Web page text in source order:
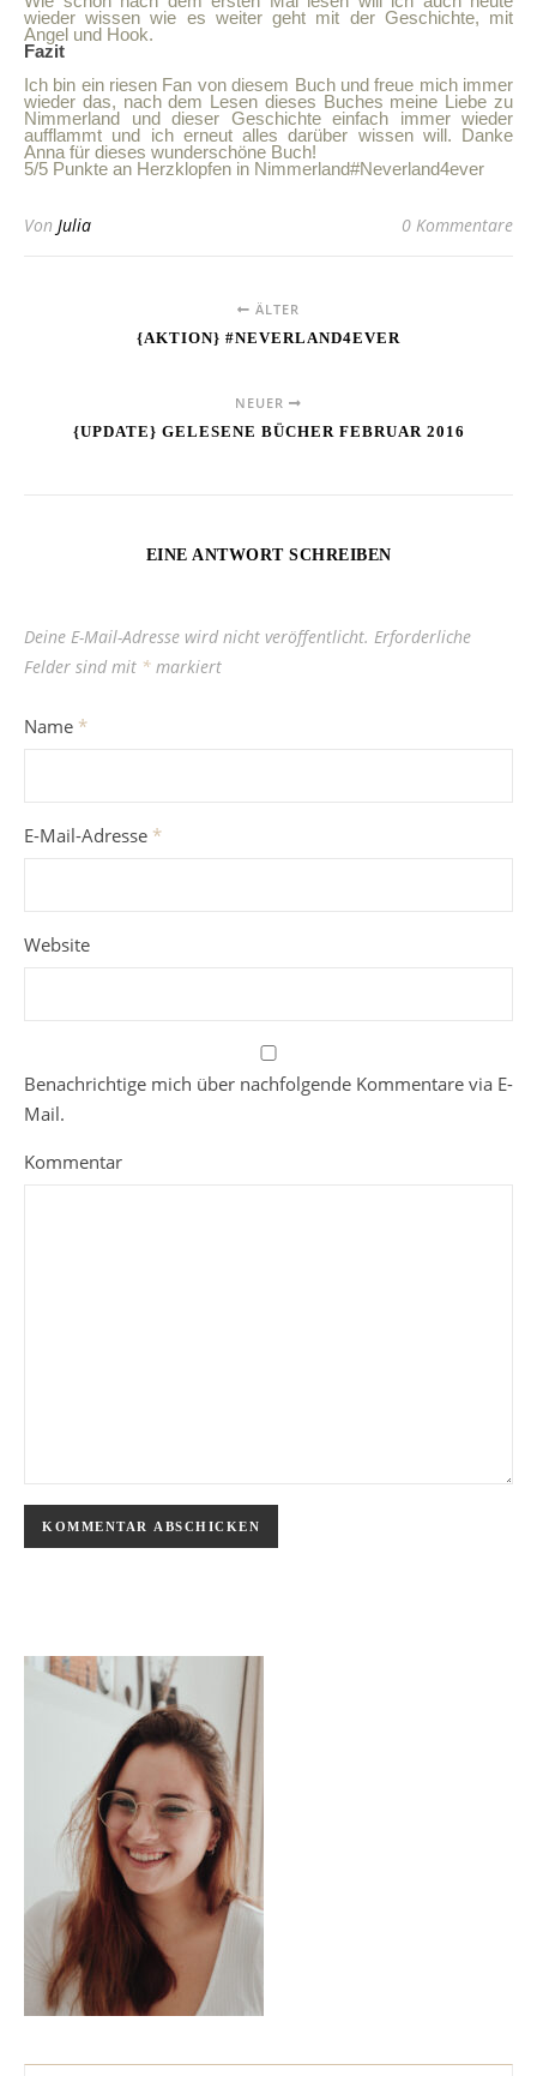
wieder wissen wie es weiter geht mit der Geschichte, mit
Angel und Hook.
Fazit
Ich bin ein riesen Fan von diesem Buch und freue mich immer
wieder das, nach dem Lesen dieses Buches meine Liebe zu
Nimmerland und dieser Geschichte einfach immer wieder
aufflammt und ich erneut alles darüber wissen will. Danke
Anna für dieses wunderschöne Buch!
5/5 Punkte an Herzklopfen in Nimmerland#Neverland4ever
Von Julia 0 Kommentare
ÄLTER
{AKTION} #NEVERLAND4EVER
NEUER
{UPDATE} GELESENE BÜCHER FEBRUAR 2016
EINE ANTWORT SCHREIBEN
Deine E-Mail-Adresse wird nicht veröffentlicht. Erforderliche
Felder sind mit * markiert
Name *
E-Mail-Adresse *
Website
Benachrichtige mich über nachfolgende Kommentare via E-
Mail.
Kommentar